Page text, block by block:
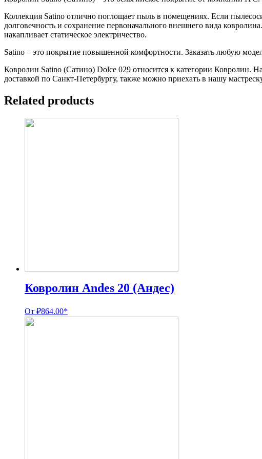
Коллекция Satino отлично поглощает пыль в помещениях. Если
долговечность и сохранение первоначального внешнего вида
накапливает статическое электричество.
Satino – это покрытие повышенной комфортности. Заказать любую
Ковролин Satino (Сатино) Dolce 029 относится к категории Ковролин.
доставкой по Санкт-Петербургу, также можно приехать в нашу
Related products
Ковролин Andes 20 (Андес)
От ₽864.00*